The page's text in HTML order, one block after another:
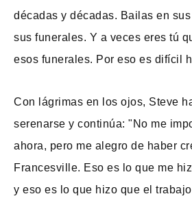
décadas y décadas. Bailas en
sus funerales. Y a veces eres tú
esos funerales. Por eso es difícil
Con lágrimas en los ojos, Steve
serenarse y continúa: "No me
ahora, pero me alegro de haber
Francesville. Eso es lo que me
y eso es lo que hizo que el